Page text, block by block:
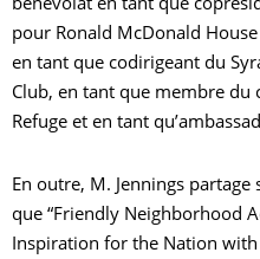
pour Ronald McDonald
en tant que codirigeant du
Club, en tant que membre du
Refuge et en tant
En outre, M. Jennings
que “Friendly Neighborhood
Inspiration for the Nation